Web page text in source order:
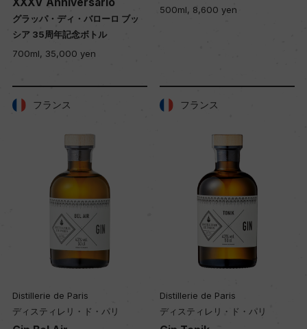
グラッパ・ディ・バローロ ブッ
シア 35周年記念ボトル
700ml, 35,000 yen
500ml, 8,600 yen
フランス
Distillerie de Paris
ディスティレリ・ド・パリ
フランス
Distillerie de Paris
ディスティレリ・ド・パリ